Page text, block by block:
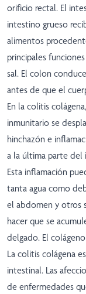
orificio rectal. El
intestino grueso
alimentos
principales
sal. El colon
antes de que el
En la colitis
inmunitario se
hinchazón e
a la última parte
Esta inflamación
tanta agua como
el abdomen y otros
hacer que se
delgado. El
La colitis colágena
intestinal. Las
de enfermedades